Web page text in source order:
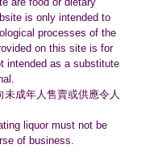
is only intended to
processes of the
on this site is for
intended as a substitute
未成年人售賣或供應令人
liquor must not be
of business.